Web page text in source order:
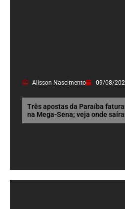
Alisson Nascimento 09/08/
Três apostas da Paraíba
na Mega-Sena; veja onde